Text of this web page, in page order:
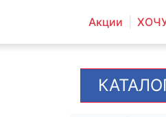
Акции